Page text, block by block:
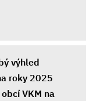
výhled
roky 2025
VKM na